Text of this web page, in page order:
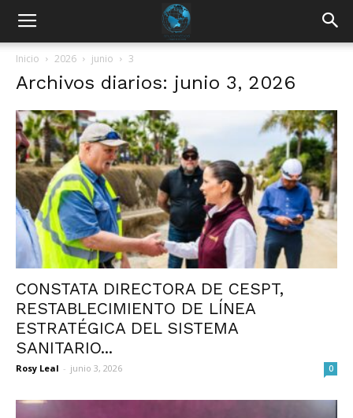
Inicio 2026 junio 3
Archivos diarios: junio 3, 2026
CONSTATA DIRECTORA DE CESPT,
RESTABLECIMIENTO DE LÍNEA
ESTRATÉGICA DEL SISTEMA
SANITARIO...
Rosy Leal - junio 3, 2026 0